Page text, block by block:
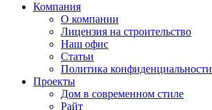
Компания
О компании
Лицензия на строительство
Наш офис
Статьи
Политика конфиденциальности
Проекты
Дом в современном стиле
Райт